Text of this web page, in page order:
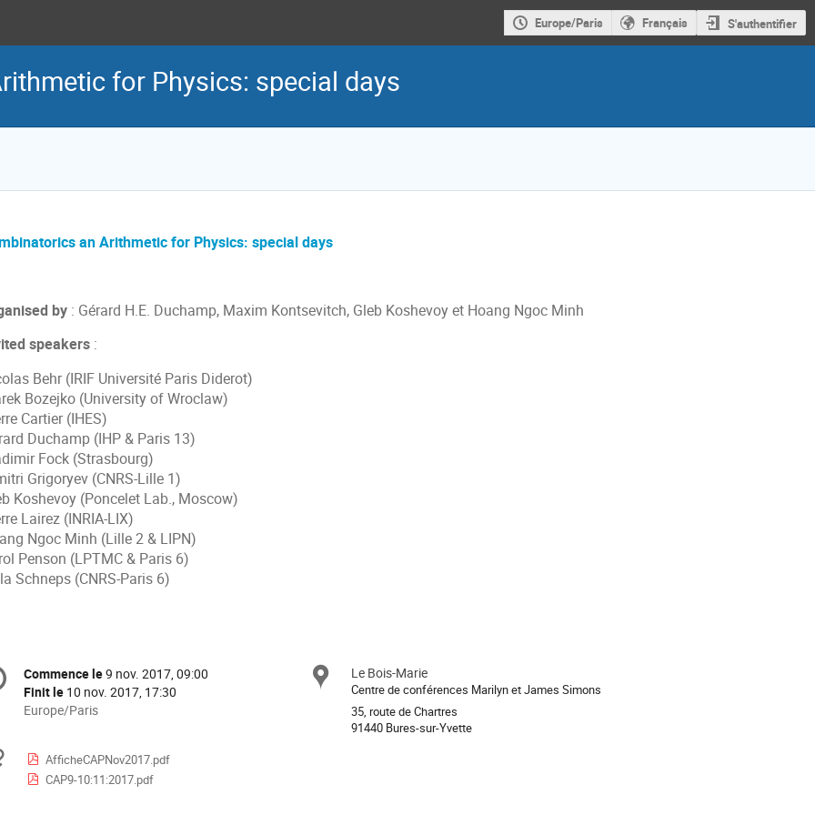
Europe/Paris Français S'authentifier
for Physics: special days
an Arithmetic for Physics: special days
by : Gérard H.E. Duchamp, Maxim Kontsevitch, Gleb Koshevoy et Hoang Ngoc Minh
speakers :
Behr (IRIF Université Paris Diderot)
Bozejko (University of Wroclaw)
Cartier (IHES)
Duchamp (IHP & Paris 13)
Fock (Strasbourg)
Grigoryev (CNRS-Lille 1)
Koshevoy (Poncelet Lab., Moscow)
Lairez (INRIA-LIX)
Ngoc Minh (Lille 2 & LIPN)
Penson (LPTMC & Paris 6)
Schneps (CNRS-Paris 6)
Date/Heure
Commence le9 nov. 2017, 09:00
Finit le 10 nov. 2017, 17:30
Toutes
sont
en
Europe/Paris
Site
Le Bois-Marie
Centre de conférences Marilyn et James Simons
35, route de Chartres
91440 Bures-sur-Yvette
Documents
AfficheCAPNov2017.pdf
CAP9-10:11:2017.pdf